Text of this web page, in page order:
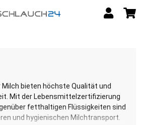
bieten höchste Qualität und
Mit der Lebensmittelzertifizierung
fetthaltigen Flüssigkeiten sind
und hygienischen Milchtransport.
für diese anspruchsvolle und